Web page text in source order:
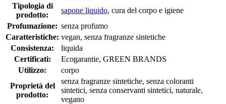
Tipologia di
prodotto:
sapone liquido, cura del corpo e igiene
Profumazione: senza profumo
Caratteristiche: vegan, senza fragranze sintetiche
Consistenza:
liquida
Certificati:
Ecogarantie, GREEN BRANDS
Utilizzo:
corpo
Proprietà del
prodotto:
senza fragranze sintetiche, senza coloranti
sintetici, senza conservanti sintetici, naturale,
vegano